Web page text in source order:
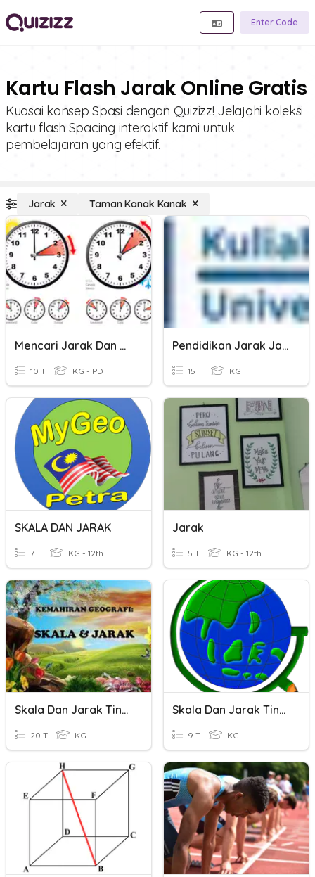
Enter Code
Kartu Flash Jarak Online Gratis
Kuasai konsep Spasi dengan Quizizz! Jelajahi koleksi
kartu flash Spacing interaktif kami untuk
pembelajaran yang efektif.
Jarak Taman Kanak Kanak
Mencari Jarak Dan Waktu
10 T KG - PD
Pendidikan Jarak Jauh
15 T KG
SKALA DAN JARAK
7 T KG - 12th
Jarak
5 T KG - 12th
Skala Dan Jarak Tingkatan 2
20 T KG
Skala Dan Jarak Tingkatan 2
9 T KG